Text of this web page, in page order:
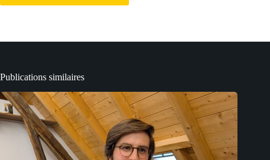
Publications similaires